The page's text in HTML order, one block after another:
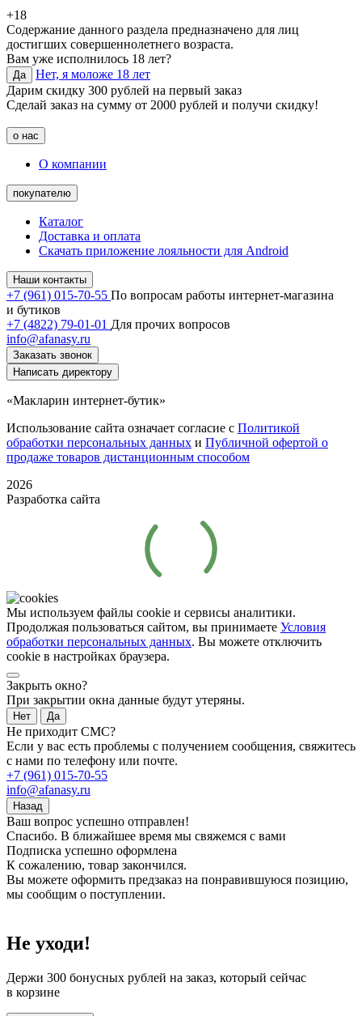
+18
Содержание данного раздела предназначено для лиц
достигших совершеннолетнего возраста.
Вам уже исполнилось 18 лет?
Да
Нет, я моложе 18 лет
Дарим скидку 300 рублей на первый заказ
Сделай заказ на сумму от 2000 рублей и получи скидку!
о нас
О компании
покупателю
Каталог
Доставка и оплата
Скачать приложение лояльности для Android
Наши контакты
+7 (961) 015-70-55 По вопросам работы интернет-магазина
и бутиков
+7 (4822) 79-01-01 Для прочих вопросов
info@afanasy.ru
Заказать звонок
Написать директору
«Макларин интернет-бутик»
Использование сайта означает согласие с Политикой
обработки персональных данных и Публичной офертой о
продаже товаров дистанционным способом
2026
Разработка сайта
Мы используем файлы cookie и сервисы аналитики.
Продолжая пользоваться сайтом, вы принимаете Условия
обработки персональных данных. Вы можете отключить
cookie в настройках браузера.
Закрыть окно?
При закрытии окна данные будут утеряны.
Нет Да
Не приходит СМС?
Если у вас есть проблемы с получением сообщения, свяжитесь
с нами по телефону или почте.
+7 (961) 015-70-55
info@afanasy.ru
Назад
Ваш вопрос успешно отправлен!
Спасибо. В ближайшее время мы свяжемся с вами
Подписка успешно оформлена
К сожалению, товар закончился.
Вы можете оформить предзаказ на понравившуюся позицию,
мы сообщим о поступлении.
Не уходи!
Держи 300 бонусных рублей на заказ, который сейчас
в корзине